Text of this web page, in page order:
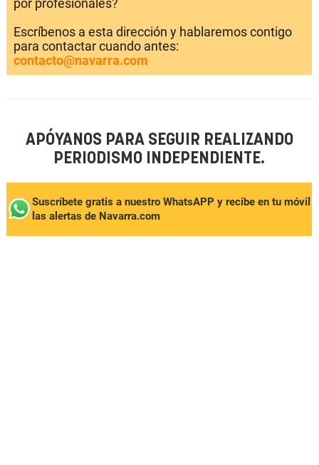
por profesionales?
Escríbenos a esta dirección y hablaremos contigo
para contactar cuando antes:
contacto@navarra.com
APÓYANOS PARA SEGUIR REALIZANDO
PERIODISMO INDEPENDIENTE.
Suscríbete gratis a nuestro WhatsAPP y recibe en tu móvil
las alertas de Navarra.com